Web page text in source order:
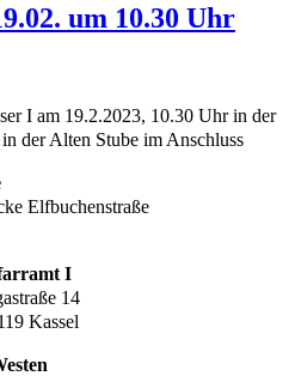
um 10.30 Uhr
I am 19.2.2023, 10.30 Uhr in der
der Alten Stube im Anschluss
Elfbuchenstraße
I
14
Kassel